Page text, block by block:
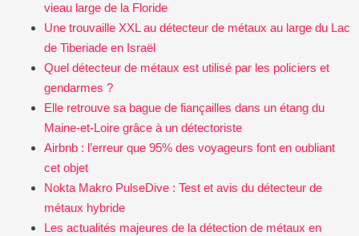
vieau large de la Floride
Une trouvaille XXL au détecteur de métaux au large du Lac
de Tiberiade en Israël
Quel détecteur de métaux est utilisé par les policiers et
gendarmes ?
Elle retrouve sa bague de fiançailles dans un étang du
Maine-et-Loire grâce à un détectoriste
Airbnb : l’erreur que 95% des voyageurs font en oubliant
cet objet
Nokta Makro PulseDive : Test et avis du détecteur de
métaux hybride
Les actualités majeures de la détection de métaux en